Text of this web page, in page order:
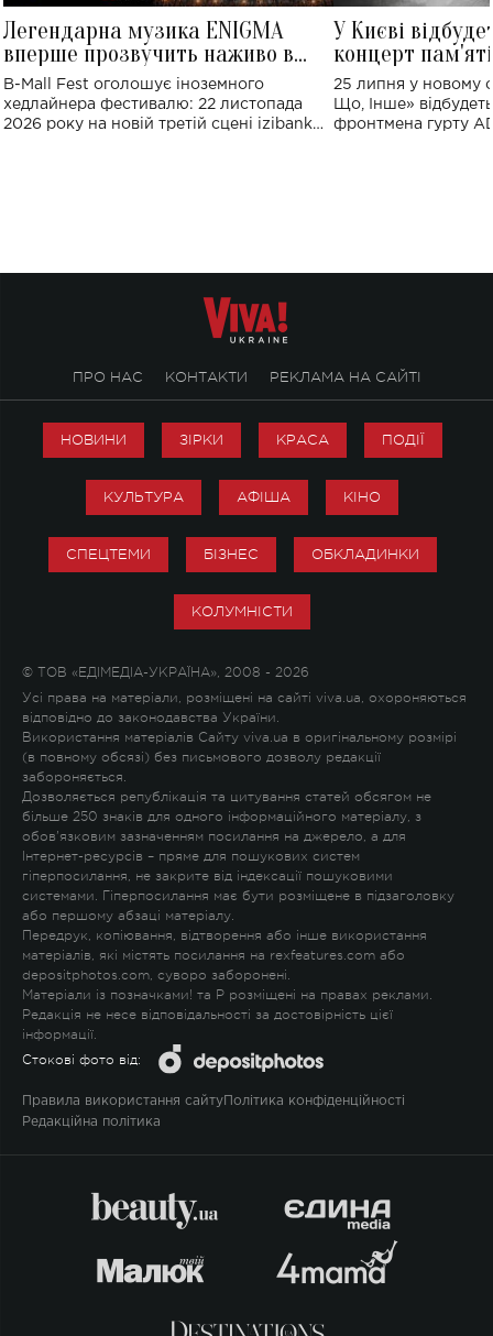
Легендарна музика ENIGMA
вперше прозвучить наживо в
Україні: де відбудеться концерт
B-Mall Fest оголошує іноземного
хедлайнера фестивалю: 22 листопада
2026 року на новій третій сцені izibank
У Києві
концерт
Клименка:
виконають
25 липня у новому
Що, Інше»
фронтмена гурту
ПРО НАС КОНТАКТИ РЕКЛАМА НА САЙТІ
НОВИНИ ЗІРКИ КРАСА ПОДІЇ
КУЛЬТУРА АФІША КІНО
СПЕЦТЕМИ БІЗНЕС ОБКЛАДИНКИ
КОЛУМНІСТИ
© ТОВ «ЕДІМЕДІА-УКРАЇНА», 2008 - 2026
Усі права на матеріали, розміщені на сайті viva.ua, охороняються
відповідно до законодавства України.
Використання матеріалів Сайту viva.ua в оригінальному розмірі
(в повному обсязі) без письмового дозволу редакції
забороняється.
Дозволяється републікація та цитування статей обсягом не
більше 250 знаків для одного інформаційного матеріалу, з
обов'язковим зазначенням посилання на джерело, а для
Інтернет-ресурсів – пряме для пошукових систем
гіперпосилання, не закрите від індексації пошуковими
системами. Гіперпосилання має бути розміщене в підзаголовку
або першому абзаці матеріалу.
Передрук, копіювання, відтворення або інше використання
матеріалів, які містять посилання на rexfeatures.com або
depositphotos.com, суворо заборонені.
Матеріали із позначками! та P розміщені на правах реклами.
Редакція не несе відповідальності за достовірність цієї
інформації.
Стокові фото від:
Правила використання сайту Політика конфіденційності
Редакційна політика